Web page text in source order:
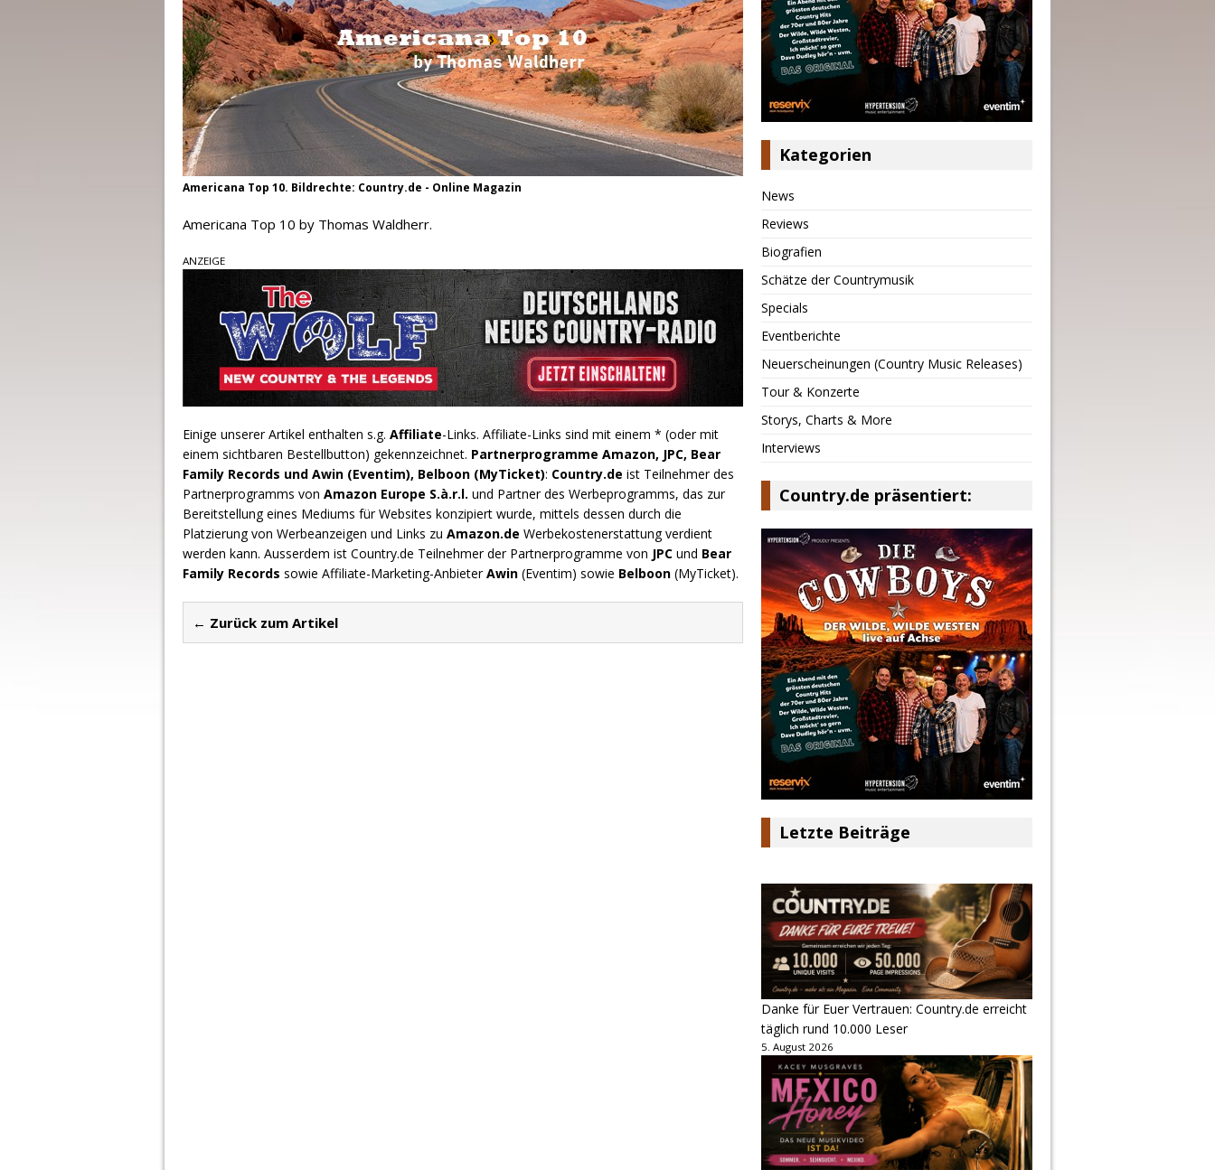
Americana Top 10. Bildrechte: Country.de - Online Magazin
Americana Top 10 by Thomas Waldherr.
ANZEIGE
Einige unserer Artikel enthalten s.g. Affiliate-Links. Affiliate-Links sind mit einem * (oder mit
einem sichtbaren Bestellbutton) gekennzeichnet. Partnerprogramme Amazon, JPC, Bear
Family Records und Awin (Eventim), Belboon (MyTicket): Country.de ist Teilnehmer des
Partnerprogramms von Amazon Europe S.à.r.l. und Partner des Werbeprogramms, das zur
Bereitstellung eines Mediums für Websites konzipiert wurde, mittels dessen durch die
Platzierung von Werbeanzeigen und Links zu Amazon.de Werbekostenerstattung verdient
werden kann. Ausserdem ist Country.de Teilnehmer der Partnerprogramme von JPC und Bear
Family Records sowie Affiliate-Marketing-AnbieterAwin (Eventim) sowie Belboon (MyTicket).
← Zurück zum Artikel
Kategorien
News
Reviews
Biografien
Schätze der Countrymusik
Specials
Eventberichte
Neuerscheinungen (Country Music Releases)
Tour & Konzerte
Storys, Charts & More
Interviews
Country.de präsentiert:
Letzte Beiträge
Danke für Euer Vertrauen: Country.de erreicht
täglich rund 10.000 Leser
5. August 2026